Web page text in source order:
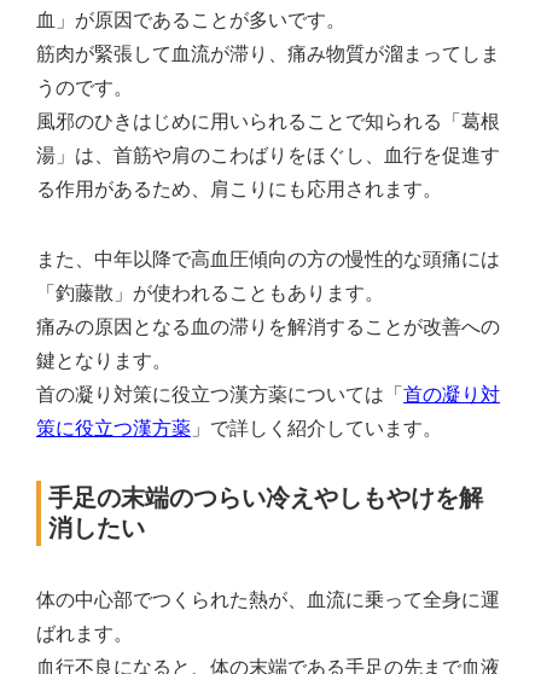
血」が原因であることが多いです。
筋肉が緊張して血流が滞り、痛み物質が溜まってしま
うのです。
風邪のひきはじめに用いられることで知られる「葛根
湯」は、首筋や肩のこわばりをほぐし、血行を促進す
る作用があるため、肩こりにも応用されます。
また、中年以降で高血圧傾向の方の慢性的な頭痛には
「釣藤散」が使われることもあります。
痛みの原因となる血の滞りを解消することが改善への
鍵となります。
首の凝り対策に役立つ漢方薬については「首の凝り対
策に役立つ漢方薬 」で詳しく紹介しています。
手足の末端のつらい冷えやしもやけを解
消したい
体の中心部でつくられた熱が、血流に乗って全身に運
ばれます。
血行不良になると、体の末端である手足の先まで血液